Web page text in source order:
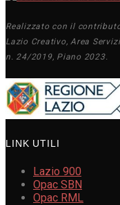
Realizzato con il
Lazio Creativo, Area
n. 24/2019, Piano 2023.
LINK UTILI
Lazio 900
Opac SBN
Opac RML